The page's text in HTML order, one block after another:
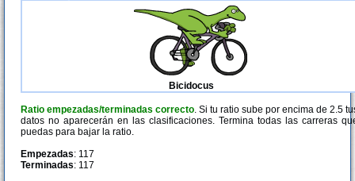
Bicidocus
Ratio empezadas/terminadas correcto. Si tu ratio sube por encima de 2.5
datos no aparecerán en las clasificaciones. Termina todas las carreras
puedas para bajar la ratio.
Empezadas: 117
Terminadas: 117